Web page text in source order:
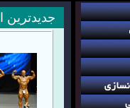
جدیدترین